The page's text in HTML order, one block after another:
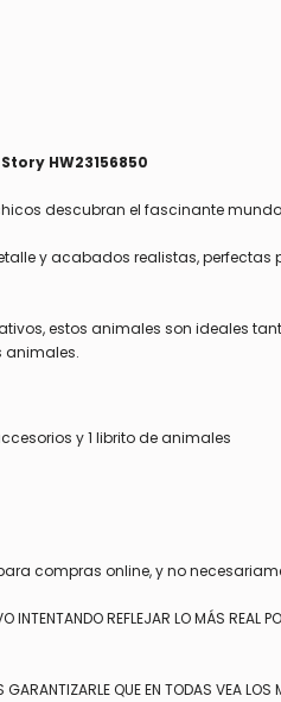
HW23156850
descubran el fascinante
y acabados realistas,
estos animales son ideales
animales.
y 1 librito de animales
compras online, y no
INTENTANDO REFLEJAR LO MÁS REAL
QUE EN TODAS VEA LOS